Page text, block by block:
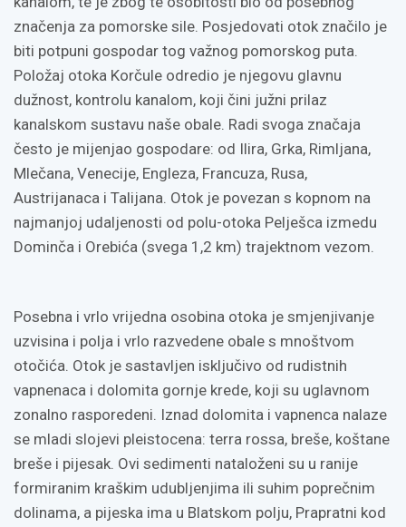
značenja za pomorske sile. Posjedovati otok značilo je
biti potpuni gospodar tog važnog pomorskog puta.
Položaj otoka Korčule odredio je njegovu glavnu
dužnost, kontrolu kanalom, koji čini južni prilaz
kanalskom sustavu naše obale. Radi svoga značaja
često je mijenjao gospodare: od Ilira, Grka, Rimljana,
Mlečana, Venecije, Engleza, Francuza, Rusa,
Austrijanaca i Talijana. Otok je povezan s kopnom na
najmanjoj udaljenosti od polu-otoka Pelješca izmedu
Dominča i Orebića (svega 1,2 km) trajektnom vezom.
Posebna i vrlo vrijedna osobina otoka je smjenjivanje
uzvisina i polja i vrlo razvedene obale s mnoštvom
otočića. Otok je sastavljen isključivo od rudistnih
vapnenaca i dolomita gornje krede, koji su uglavnom
zonalno rasporedeni. Iznad dolomita i vapnenca nalaze
se mladi slojevi pleistocena: terra rossa, breše, koštane
breše i pijesak. Ovi sedimenti nataloženi su u ranije
formiranim kraškim udubljenjima ili suhim poprečnim
dolinama, a pijeska ima u Blatskom polju, Prapratni kod